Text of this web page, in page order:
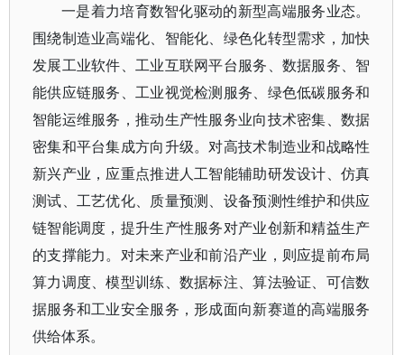
一是着力培育数智化驱动的新型高端服务业态。
围绕制造业高端化、智能化、绿色化转型需求，加快
发展工业软件、工业互联网平台服务、数据服务、智
能供应链服务、工业视觉检测服务、绿色低碳服务和
智能运维服务，推动生产性服务业向技术密集、数据
密集和平台集成方向升级。对高技术制造业和战略性
新兴产业，应重点推进人工智能辅助研发设计、仿真
测试、工艺优化、质量预测、设备预测性维护和供应
链智能调度，提升生产性服务对产业创新和精益生产
的支撑能力。对未来产业和前沿产业，则应提前布局
算力调度、模型训练、数据标注、算法验证、可信数
据服务和工业安全服务，形成面向新赛道的高端服务
供给体系。